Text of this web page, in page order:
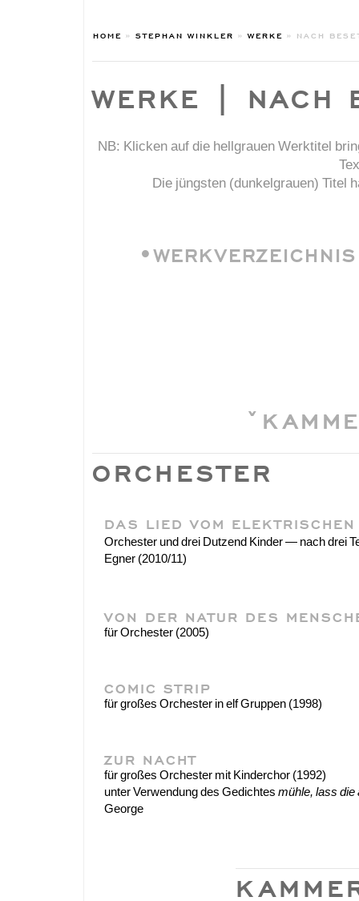
HOME » STEPHAN WINKLER »WERKE » NACH
WERKE | NACH
NB: Klicken auf die hellgrauen Werktitel
Die jüngsten (dunkelgrauen) Titel
ORCHESTER
DAS LIED VOM
Orchester und drei Dutzend Kinder — nach drei
Egner (2010/11)
VON DER NATUR DES
für Orchester (2005)
COMIC STRIP
für großes Orchester in elf Gruppen (1998)
ZUR NACHT
für großes Orchester mit Kinderchor (1992)
unter Verwendung des Gedichtes mühle, lass die
George